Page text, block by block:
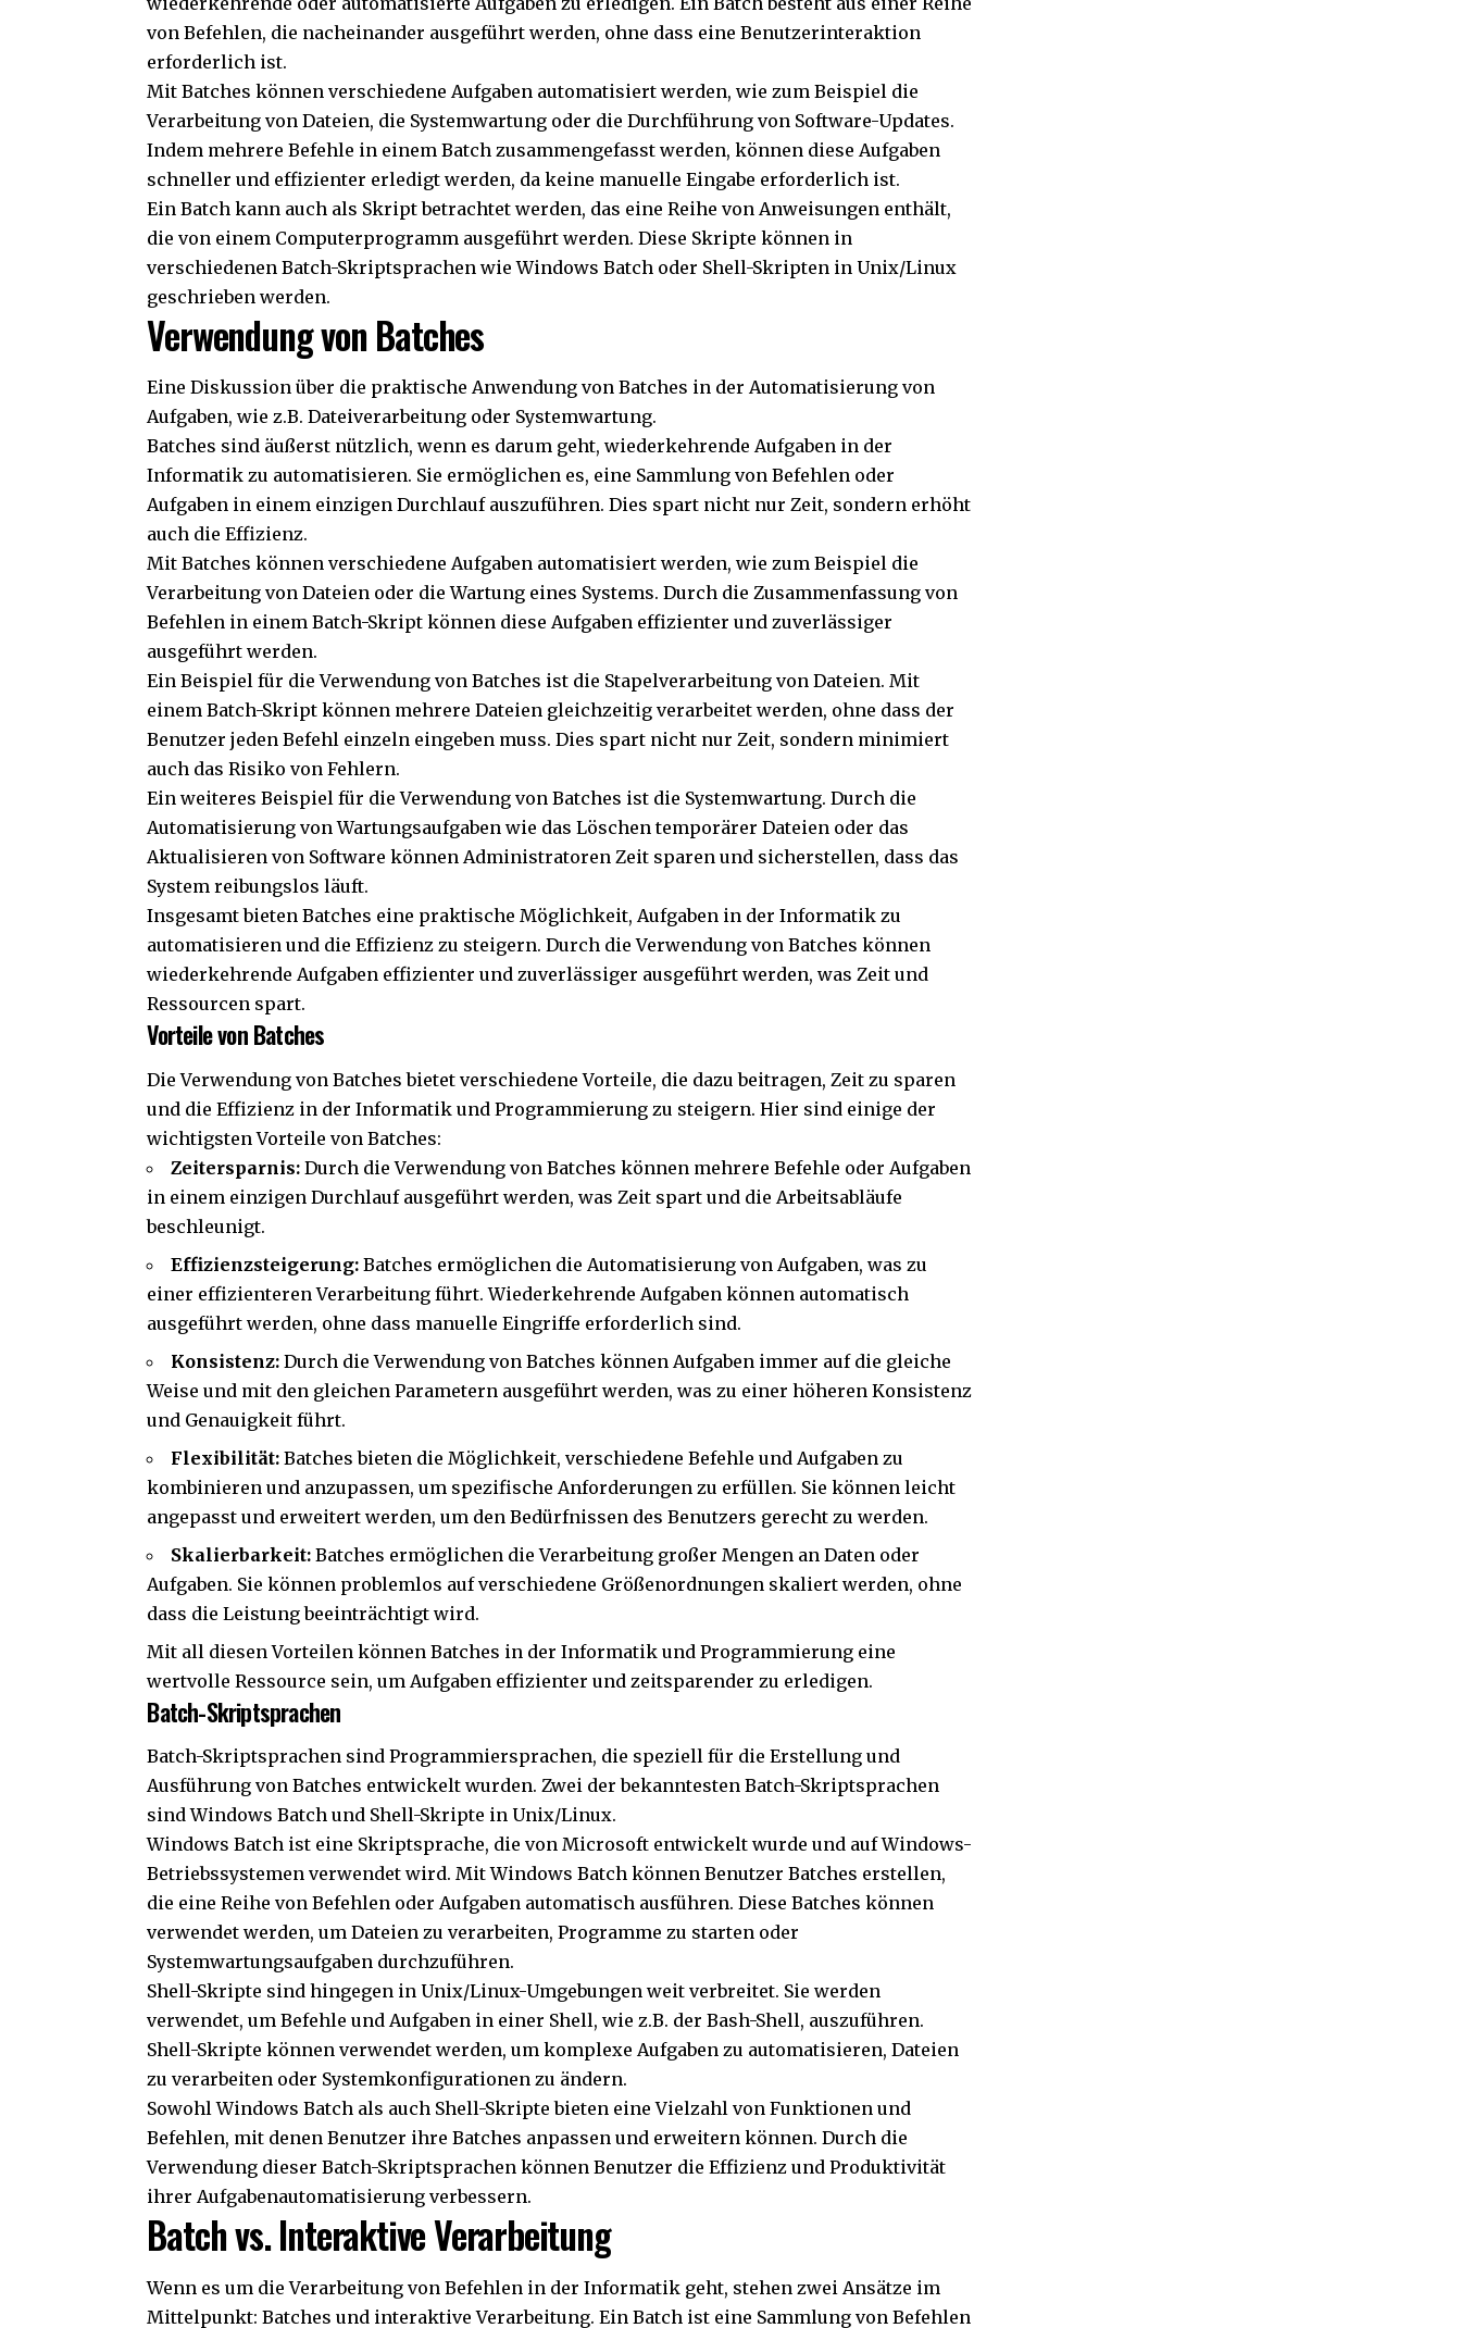
von Befehlen, die nacheinander ausgeführt werden, ohne dass eine Benutzerinteraktion
erforderlich ist.
Mit Batches können verschiedene Aufgaben automatisiert werden, wie zum Beispiel die
Verarbeitung von Dateien, die Systemwartung oder die Durchführung von Software-Updates.
Indem mehrere Befehle in einem Batch zusammengefasst werden, können diese Aufgaben
schneller und effizienter erledigt werden, da keine manuelle Eingabe erforderlich ist.
Ein Batch kann auch als Skript betrachtet werden, das eine Reihe von Anweisungen enthält,
die von einem Computerprogramm ausgeführt werden. Diese Skripte können in
verschiedenen Batch-Skriptsprachen wie Windows Batch oder Shell-Skripten in Unix/Linux
geschrieben werden.
Verwendung von Batches
Eine Diskussion über die praktische Anwendung von Batches in der Automatisierung von
Aufgaben, wie z.B. Dateiverarbeitung oder Systemwartung.
Batches sind äußerst nützlich, wenn es darum geht, wiederkehrende Aufgaben in der
Informatik zu automatisieren. Sie ermöglichen es, eine Sammlung von Befehlen oder
Aufgaben in einem einzigen Durchlauf auszuführen. Dies spart nicht nur Zeit, sondern erhöht
auch die Effizienz.
Mit Batches können verschiedene Aufgaben automatisiert werden, wie zum Beispiel die
Verarbeitung von Dateien oder die Wartung eines Systems. Durch die Zusammenfassung von
Befehlen in einem Batch-Skript können diese Aufgaben effizienter und zuverlässiger
ausgeführt werden.
Ein Beispiel für die Verwendung von Batches ist die Stapelverarbeitung von Dateien. Mit
einem Batch-Skript können mehrere Dateien gleichzeitig verarbeitet werden, ohne dass der
Benutzer jeden Befehl einzeln eingeben muss. Dies spart nicht nur Zeit, sondern minimiert
auch das Risiko von Fehlern.
Ein weiteres Beispiel für die Verwendung von Batches ist die Systemwartung. Durch die
Automatisierung von Wartungsaufgaben wie das Löschen temporärer Dateien oder das
Aktualisieren von Software können Administratoren Zeit sparen und sicherstellen, dass das
System reibungslos läuft.
Insgesamt bieten Batches eine praktische Möglichkeit, Aufgaben in der Informatik zu
automatisieren und die Effizienz zu steigern. Durch die Verwendung von Batches können
wiederkehrende Aufgaben effizienter und zuverlässiger ausgeführt werden, was Zeit und
Ressourcen spart.
Vorteile von Batches
Die Verwendung von Batches bietet verschiedene Vorteile, die dazu beitragen, Zeit zu sparen
und die Effizienz in der Informatik und Programmierung zu steigern. Hier sind einige der
wichtigsten Vorteile von Batches:
Zeitersparnis: Durch die Verwendung von Batches können mehrere Befehle oder Aufgaben
in einem einzigen Durchlauf ausgeführt werden, was Zeit spart und die Arbeitsabläufe
beschleunigt.
Effizienzsteigerung: Batches ermöglichen die Automatisierung von Aufgaben, was zu
einer effizienteren Verarbeitung führt. Wiederkehrende Aufgaben können automatisch
ausgeführt werden, ohne dass manuelle Eingriffe erforderlich sind.
Konsistenz: Durch die Verwendung von Batches können Aufgaben immer auf die gleiche
Weise und mit den gleichen Parametern ausgeführt werden, was zu einer höheren Konsistenz
und Genauigkeit führt.
Flexibilität: Batches bieten die Möglichkeit, verschiedene Befehle und Aufgaben zu
kombinieren und anzupassen, um spezifische Anforderungen zu erfüllen. Sie können leicht
angepasst und erweitert werden, um den Bedürfnissen des Benutzers gerecht zu werden.
Skalierbarkeit: Batches ermöglichen die Verarbeitung großer Mengen an Daten oder
Aufgaben. Sie können problemlos auf verschiedene Größenordnungen skaliert werden, ohne
dass die Leistung beeinträchtigt wird.
Mit all diesen Vorteilen können Batches in der Informatik und Programmierung eine
wertvolle Ressource sein, um Aufgaben effizienter und zeitsparender zu erledigen.
Batch-Skriptsprachen
Batch-Skriptsprachen sind Programmiersprachen, die speziell für die Erstellung und
Ausführung von Batches entwickelt wurden. Zwei der bekanntesten Batch-Skriptsprachen
sind Windows Batch und Shell-Skripte in Unix/Linux.
Windows Batch ist eine Skriptsprache, die von Microsoft entwickelt wurde und auf Windows-
Betriebssystemen verwendet wird. Mit Windows Batch können Benutzer Batches erstellen,
die eine Reihe von Befehlen oder Aufgaben automatisch ausführen. Diese Batches können
verwendet werden, um Dateien zu verarbeiten, Programme zu starten oder
Systemwartungsaufgaben durchzuführen.
Shell-Skripte sind hingegen in Unix/Linux-Umgebungen weit verbreitet. Sie werden
verwendet, um Befehle und Aufgaben in einer Shell, wie z.B. der Bash-Shell, auszuführen.
Shell-Skripte können verwendet werden, um komplexe Aufgaben zu automatisieren, Dateien
zu verarbeiten oder Systemkonfigurationen zu ändern.
Sowohl Windows Batch als auch Shell-Skripte bieten eine Vielzahl von Funktionen und
Befehlen, mit denen Benutzer ihre Batches anpassen und erweitern können. Durch die
Verwendung dieser Batch-Skriptsprachen können Benutzer die Effizienz und Produktivität
ihrer Aufgabenautomatisierung verbessern.
Batch vs. Interaktive Verarbeitung
Wenn es um die Verarbeitung von Befehlen in der Informatik geht, stehen zwei Ansätze im
Mittelpunkt: Batches und interaktive Verarbeitung. Ein Batch ist eine Sammlung von Befehlen